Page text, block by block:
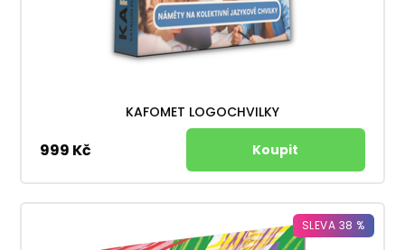
KAFOMET LOGOCHVILKY
999 Kč
SLEVA 38 %